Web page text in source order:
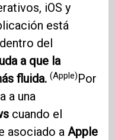
iOS y
está
del
a que la
fluida.(Apple)Por
a una
cuando el
asociado aApple